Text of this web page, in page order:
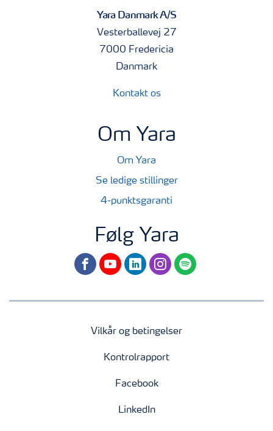
Yara Danmark A/S
Vesterballevej 27
7000 Fredericia
Danmark
Kontakt os
Om Yara
Om Yara
Se ledige stillinger
4-punktsgaranti
Følg Yara
facebookyoutubelinkedininstagram
spotify
Vilkår og betingelser
Kontrolrapport
Facebook
LinkedIn